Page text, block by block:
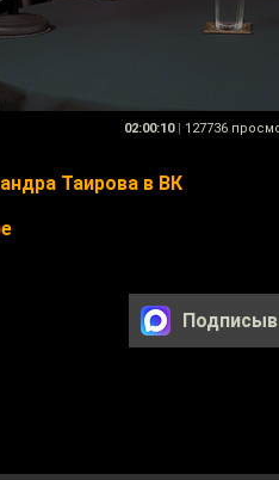
02:00:10 | 127736
Таирова в ВК